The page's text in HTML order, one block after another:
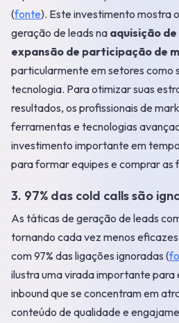
(fonte). Este investimento mostra
geração de leads na aquisição
expansão de participação de
particularmente em setores como
tecnologia. Para otimizar suas
resultados, os profissionais de
ferramentas e tecnologias
investimento importante em
para formar equipes e comprar
3. 97% das cold calls são
As táticas de geração de leads
tornando cada vez menos
com 97% das ligações ignoradas (
ilustra uma virada importante
inbound que se concentram em
conteúdo de qualidade e